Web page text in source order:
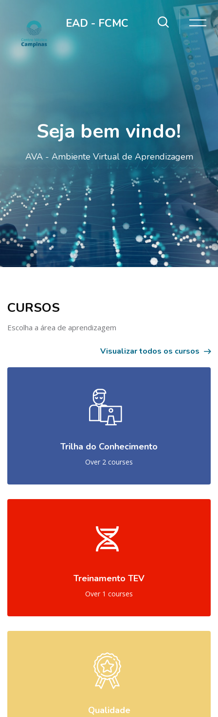
EAD - FCMC
Seja bem vindo!
AVA - Ambiente Virtual de Aprendizagem
CURSOS
Escolha a área de aprendizagem
Visualizar todos os cursos
Trilha do Conhecimento
Over 2 courses
Treinamento TEV
Over 1 courses
Qualidade